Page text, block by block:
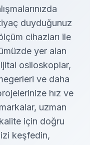
duyduğunuz
cihazları ile
yer alan
osiloskoplar,
ve daha
hız ve
uzman
için doğru
keşfedin,